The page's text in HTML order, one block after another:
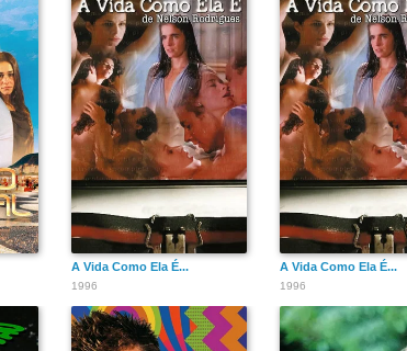
A Vida Como Ela É...
1996
A Vida Como Ela É...
1996